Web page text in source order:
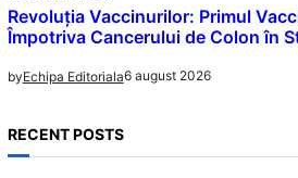
Revoluția Vaccinurilor: Primul
Împotriva Cancerului de Colon în
byEchipa Editoriala6 august 2026
RECENT POSTS